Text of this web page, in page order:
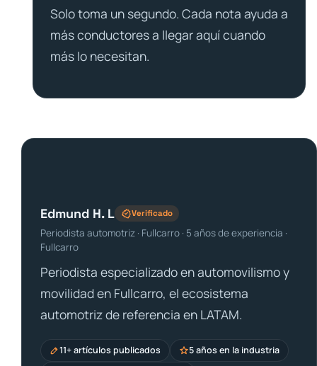
Solo toma un segundo. Cada nota ayuda a
más conductores a llegar aquí cuando
más lo necesitan.
Edmund H. L Verificado
Periodista automotriz · Fullcarro · 5 años de experiencia ·
Fullcarro
Periodista especializado en automovilismo y
movilidad en Fullcarro, el ecosistema
automotriz de referencia en LATAM.
11+ artículos publicados
5 años en la industria